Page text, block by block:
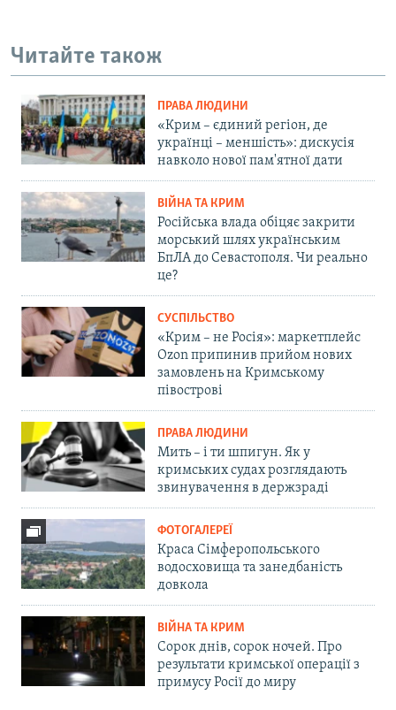
Читайте також
ПРАВА ЛЮДИНИ
«Крим – єдиний регіон, де
українці – меншість»: дискусія
навколо нової пам'ятної дати
ВІЙНА ТА КРИМ
Російська влада обіцяє закрити
морський шлях українським
БпЛА до Севастополя. Чи реально
це?
СУСПІЛЬСТВО
«Крим – не Росія»: маркетплейс
Ozon припинив прийом нових
замовлень на Кримському
півострові
ПРАВА ЛЮДИНИ
Мить – і ти шпигун. Як у
кримських судах розглядають
звинувачення в держзраді
ФОТОГАЛЕРЕЇ
Краса Сімферопольського
водосховища та занедбаність
довкола
ВІЙНА ТА КРИМ
Сорок днів, сорок ночей. Про
результати кримської операції з
примусу Росії до миру